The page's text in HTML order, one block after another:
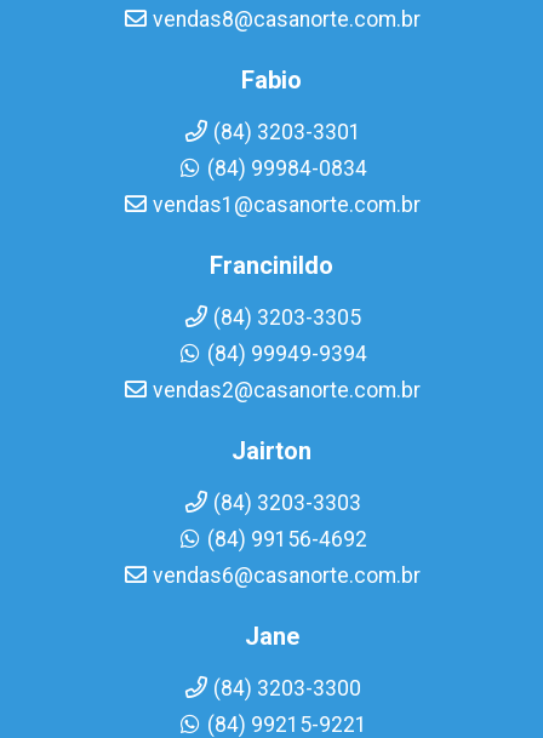
vendas8@casanorte.com.br
Fabio
(84) 3203-3301
(84) 99984-0834
vendas1@casanorte.com.br
Francinildo
(84) 3203-3305
(84) 99949-9394
vendas2@casanorte.com.br
Jairton
(84) 3203-3303
(84) 99156-4692
vendas6@casanorte.com.br
Jane
(84) 3203-3300
(84) 99215-9221